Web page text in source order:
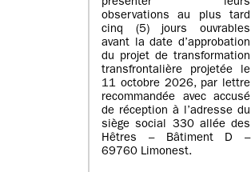
présenter leurs
observations au plus tard
cinq (5) jours ouvrables
avant la date d’approbation
du projet de transformation
transfrontalière projetée le
11 octobre 2026, par lettre
recommandée avec accusé
de réception à l’adresse du
siège social 330 allée des
Hêtres – Bâtiment D –
69760 Limonest.